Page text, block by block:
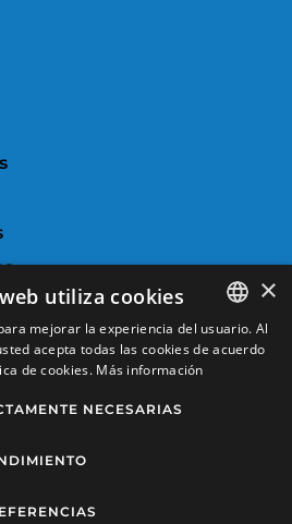
SPANISH
×
utiliza cookies
mejorar la experiencia del usuario. Al
acepta todas las cookies de acuerdo
de cookies. Más información
NECESARIAS